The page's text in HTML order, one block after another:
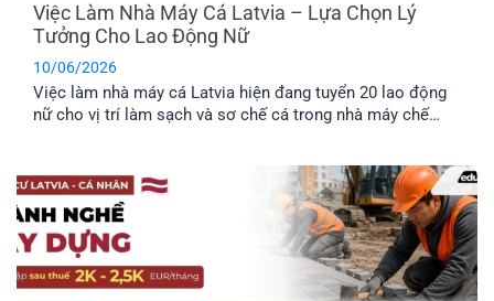
Việc Làm Nhà Máy Cá Latvia – Lựa Chọn Lý
Tưởng Cho Lao Động Nữ
10/06/2026
Việc làm nhà máy cá Latvia hiện đang tuyển 20 lao động
nữ cho vị trí làm sạch và sơ chế cá trong nhà máy chế
chỗ ở. Đây là công việc rất [...]